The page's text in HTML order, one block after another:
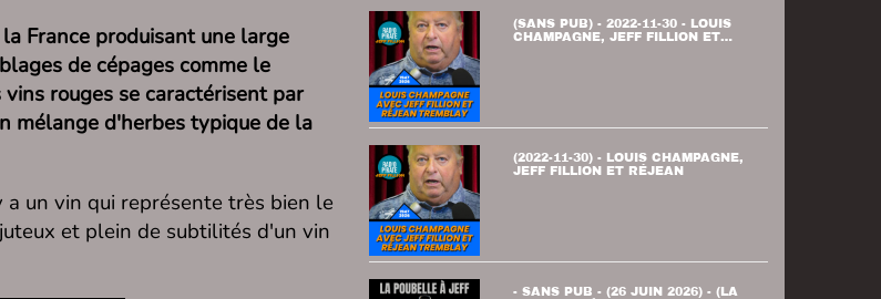
France produisant une large
de cépages comme le
rouges se caractérisent par
mélange d'herbes typique de la
un vin qui représente très bien le
et plein de subtilités d'un vin
(SANS PUB) - 2022-11-30 - LOUIS
CHAMPAGNE, JEFF FILLION ET
(2022-11-30) - LOUIS CHAMPAGNE,
JEFF FILLION ET RÉJEAN
- SANS PUB - (26 JUIN 2026) - (LA